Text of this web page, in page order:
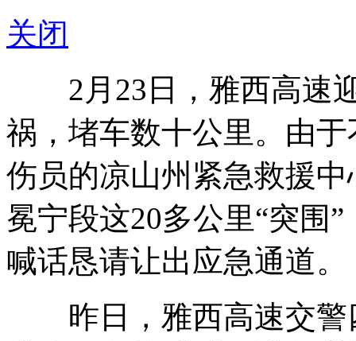
关闭
2月23日，雅西高速迎
祸，堵车数十公里。由
伤员的凉山州紧急救援
冕宁段这20多公里“突围
喊话恳请让出应急通道。
昨日，雅西高速交警